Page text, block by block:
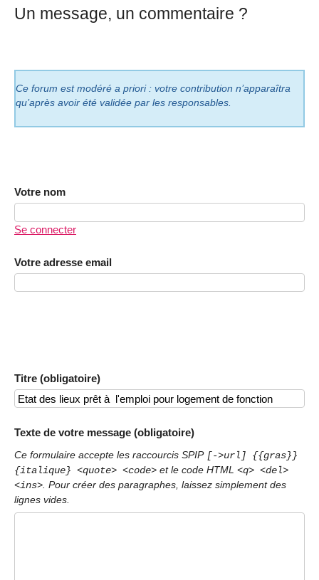
Un message, un commentaire ?
Ce forum est modéré a priori : votre contribution n’apparaîtra
qu’après avoir été validée par les responsables.
Votre nom
Se connecter
Votre adresse email
Titre (obligatoire)
Texte de votre message (obligatoire)
Ce formulaire accepte les raccourcis SPIP [->url] {{gras}}
{italique} <quote> <code> et le code HTML <q> <del>
<ins> . Pour créer des paragraphes, laissez simplement des
lignes vides.